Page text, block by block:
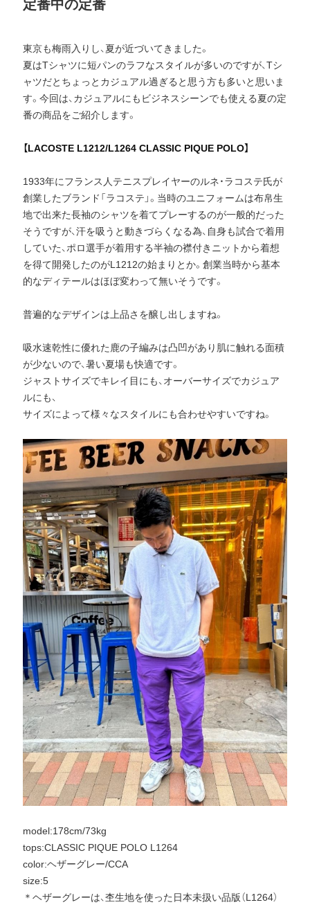
定番中の定番
東京も梅雨入りし、夏が近づいてきました。
夏はTシャツに短パンのラフなスタイルが多いのですが、Tシ
ャツだとちょっとカジュアル過ぎると思う方も多いと思いま
す。今回は、カジュアルにもビジネスシーンでも使える夏の定
番の商品をご紹介します。
【LACOSTE L1212/L1264 CLASSIC PIQUE POLO】
1933年にフランス人テニスプレイヤーのルネ・ラコステ氏が
創業したブランド「ラコステ」。当時のユニフォームは布帛生
地で出来た長袖のシャツを着てプレーするのが一般的だった
そうですが、汗を吸うと動きづらくなる為、自身も試合で着用
していた、ポロ選手が着用する半袖の襟付きニットから着想
を得て開発したのがL1212の始まりとか。創業当時から基本
的なディテールはほぼ変わって無いそうです。
普遍的なデザインは上品さを醸し出しますね。
吸水速乾性に優れた鹿の子編みは凸凹があり肌に触れる面積
が少ないので、暑い夏場も快適です。
ジャストサイズでキレイ目にも、オーバーサイズでカジュア
ルにも、
サイズによって様々なスタイルにも合わせやすいですね。
model:178cm/73kg
tops:CLASSIC PIQUE POLO L1264
color:ヘザーグレー/CCA
size:5
＊ヘザーグレーは、杢生地を使った日本未扱い品版（L1264）